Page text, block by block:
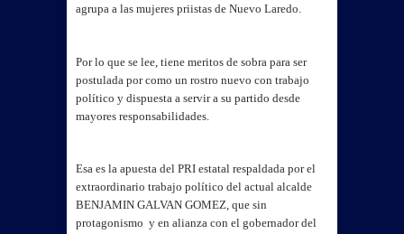
agrupa a las mujeres priistas de Nuevo Laredo.
Por lo que se lee, tiene meritos de sobra para ser
postulada por como un rostro nuevo con trabajo
político y dispuesta a servir a su partido desde
mayores responsabilidades.
Esa es la apuesta del PRI estatal respaldada por el
extraordinario trabajo político del actual alcalde
BENJAMIN GALVAN GOMEZ, que sin
protagonismo y en alianza con el gobernador del